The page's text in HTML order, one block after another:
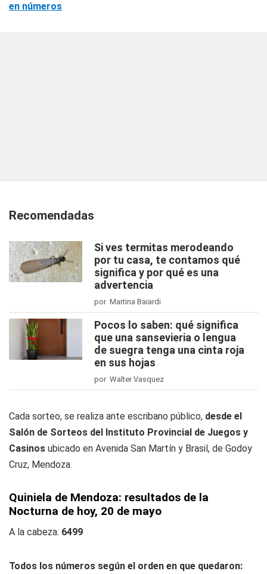
en números
Recomendadas
Si ves termitas merodeando
por tu casa, te contamos qué
significa y por qué es una
advertencia
por Martina Baiardi
Pocos lo saben: qué significa
que una sansevieria o lengua
de suegra tenga una cinta roja
en sus hojas
por Walter Vasquez
Cada sorteo, se realiza ante escribano público, desde el
Salón de Sorteos del Instituto Provincial de Juegos y
Casinos ubicado en Avenida San Martín y Brasil, de Godoy
Cruz, Mendoza.
Quiniela de Mendoza: resultados de la
Nocturna de hoy, 20 de mayo
A la cabeza: 6499
Todos los números según el orden en que quedaron: